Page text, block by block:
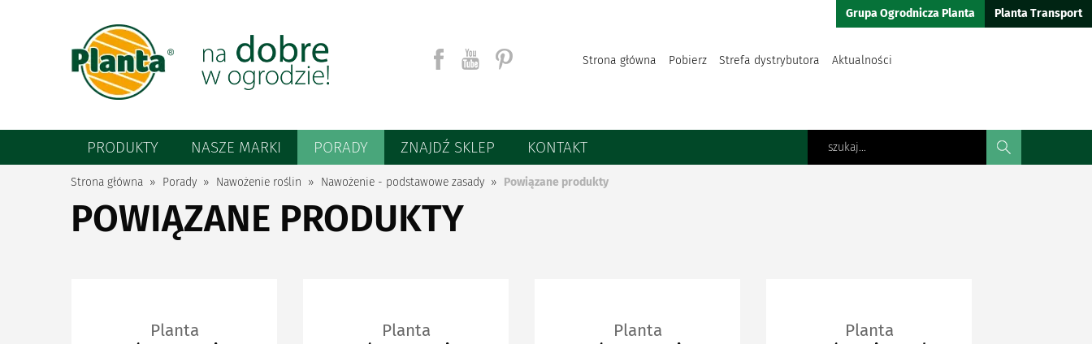
Strona główna Pobierz Strefa dystrybutora Aktualności
Grupa Ogrodnicza Planta Planta Transport
PRODUKTY NASZE MARKI PORADY ZNAJDŹ SKLEP KONTAKTSzukaj
Strona główna Porady Nawożenie roślin Nawożenie - podstawowe zasady Powiązane produkty
POWIĄZANE PRODUKTY
Planta Planta Planta Planta